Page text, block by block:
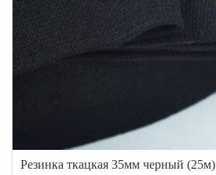
Резинка ткацкая 35мм черный (25м)